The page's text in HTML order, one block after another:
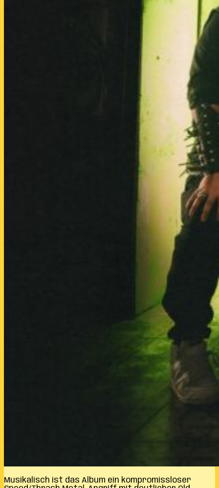
Musikalisch ist das Album ein kompromissloser